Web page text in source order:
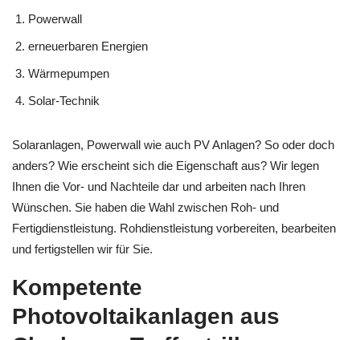
Powerwall
erneuerbaren Energien
Wärmepumpen
Solar-Technik
Solaranlagen, Powerwall wie auch PV Anlagen? So oder doch
anders? Wie erscheint sich die Eigenschaft aus? Wir legen
Ihnen die Vor- und Nachteile dar und arbeiten nach Ihren
Wünschen. Sie haben die Wahl zwischen Roh- und
Fertigdienstleistung. Rohdienstleistung vorbereiten, bearbeiten
und fertigstellen wir für Sie.
Kompetente
Photovoltaikanlagen aus